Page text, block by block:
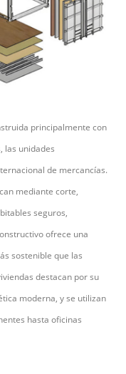
principalmente con
las unidades
de mercancías.
mediante corte,
seguros,
ofrece una
sostenible que las
destacan por su
moderna, y se utilizan
hasta oficinas